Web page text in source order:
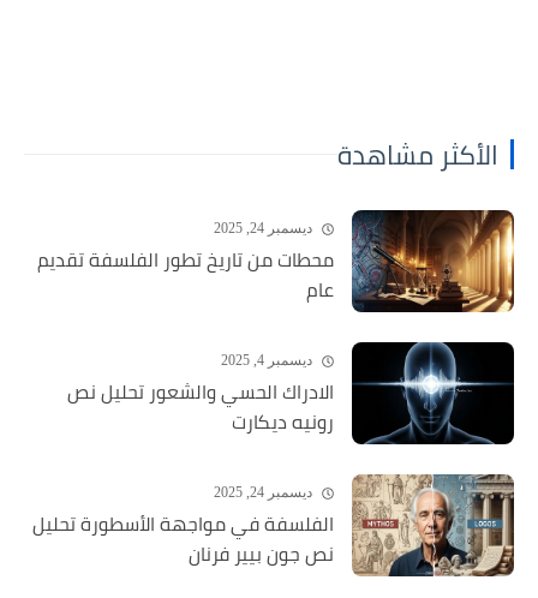
الأكثر مشاهدة
ديسمبر 24, 2025
محطات من تاريخ تطور الفلسفة تقديم
عام
ديسمبر 4, 2025
الادراك الحسي والشعور تحليل نص
رونيه ديكارت
ديسمبر 24, 2025
الفلسفة في مواجهة الأسطورة تحليل
نص جون بيير فرنان